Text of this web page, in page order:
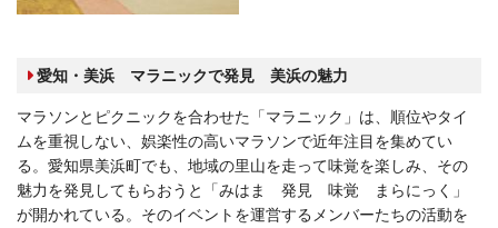
愛知・美浜 マラニックで発見 美浜の魅力
マラソンとピクニックを合わせた「マラニック」は、順位やタイ
ムを重視しない、娯楽性の高いマラソンで近年注目を集めてい
る。愛知県美浜町でも、地域の里山を走って味覚を楽しみ、その
魅力を発見してもらおうと「みはま 発見 味覚 まらにっく」
が開かれている。そのイベントを運営するメンバーたちの活動を